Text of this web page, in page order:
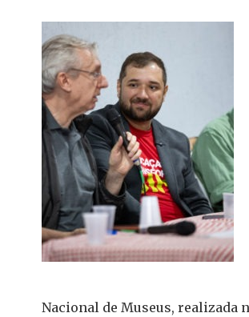
Nacional de Museus, realizada